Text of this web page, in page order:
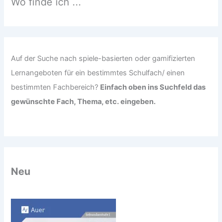
a
Auf der Suche nach spiele-basierten oder gamifizierten
Lernangeboten für ein bestimmtes Schulfach/ einen
bestimmten Fachbereich? Einfach oben ins Suchfeld das
gewünschte Fach, Thema, etc. eingeben.
Neu